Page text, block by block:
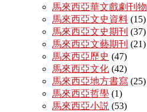
馬來西亞華文戲劇刊物
馬來西亞文史資料 (15)
馬來西亞文史期刊 (37)
馬來西亞文藝期刊 (21)
馬來西亞歷史 (47)
馬來西亞文化 (42)
馬來西亞地方書寫 (25)
馬來西亞哲學 (1)
馬來西亞小説 (53)